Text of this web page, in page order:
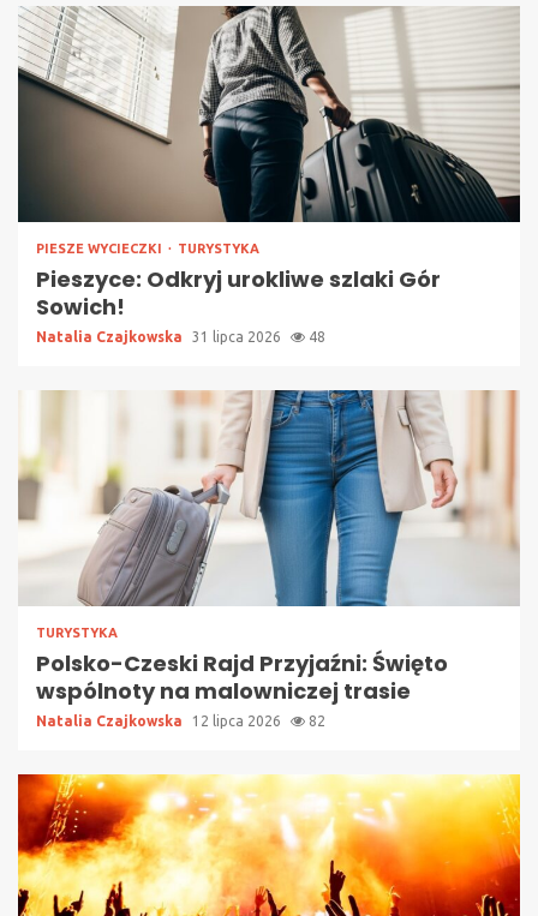
PIESZE WYCIECZKI TURYSTYKA
Pieszyce: Odkryj urokliwe szlaki Gór
Sowich!
Natalia Czajkowska 31 lipca 2026 48
TURYSTYKA
Polsko-Czeski Rajd Przyjaźni: Święto
wspólnoty na malowniczej trasie
Natalia Czajkowska 12 lipca 2026 82